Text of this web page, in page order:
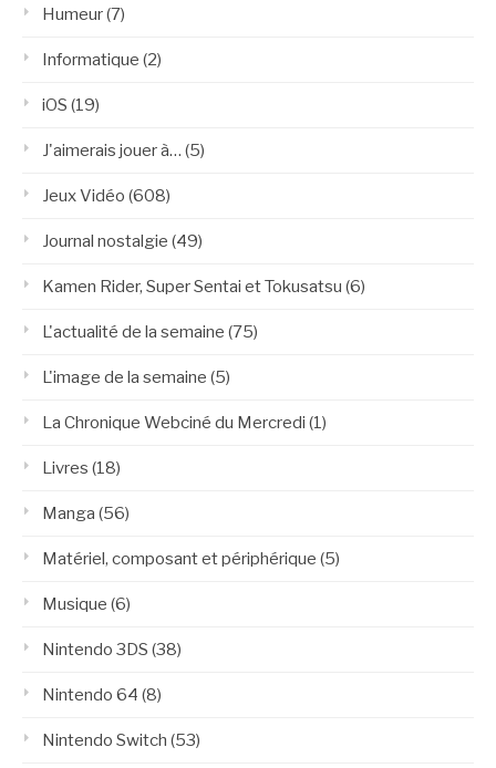
Humeur(7)
Informatique (2)
iOS (19)
J'aimerais jouer à… (5)
Jeux Vidéo (608)
Journal nostalgie (49)
Kamen Rider, Super Sentai et Tokusatsu (6)
L'actualité de la semaine (75)
L'image de la semaine (5)
La Chronique Webciné du Mercredi (1)
Livres (18)
Manga (56)
Matériel, composant et périphérique (5)
Musique (6)
Nintendo 3DS (38)
Nintendo 64 (8)
Nintendo Switch (53)